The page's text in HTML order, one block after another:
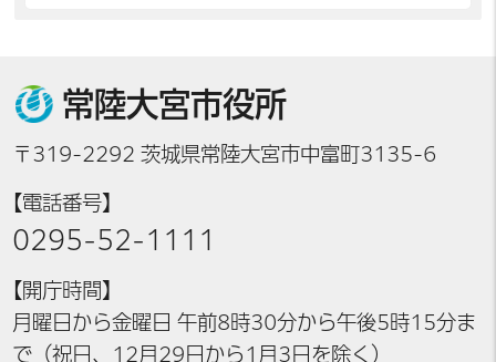
常陸大宮市役所
〒319-2292 茨城県常陸大宮市中富町3135-6
【電話番号】
0295-52-1111
【開庁時間】
月曜日から金曜日 午前8時30分から午後5時15分ま
で（祝日、12月29日から1月3日を除く）